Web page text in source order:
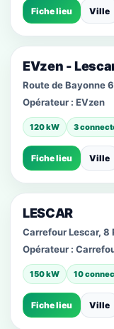
Fiche lieu Ville
EVzen -
Route de Bayonne
Opérateur : EVzen
120 kW 3
Fiche lieu Ville
LESCAR
Carrefour Lescar, 8
Opérateur :
150 kW 10
Fiche lieu Ville